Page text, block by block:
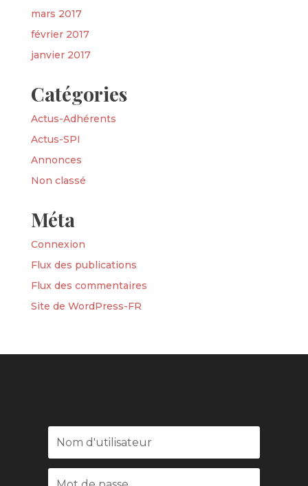
mars 2017
février 2017
janvier 2017
Catégories
Actus-Adhérents
Actus-SPI
Annonces
Non classé
Méta
Connexion
Flux des publications
Flux des commentaires
Site de WordPress-FR